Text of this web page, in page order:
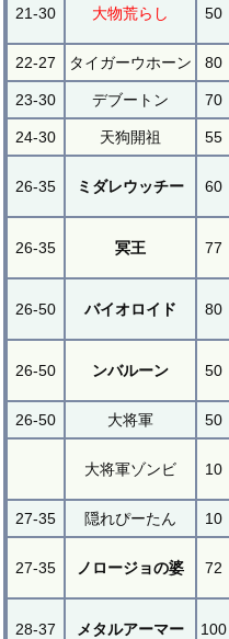
21-30 大物荒らし 50
22-27 タイガーウホーン 80
23-30 デブートン 70
24-30 天狗開祖 55
26-35 ミダレウッチー 60
26-35 冥王 77
26-50 バイオロイド 80
26-50 ンバルーン 50
26-50 大将軍 50
大将軍ゾンビ 10
27-35 隠れぴーたん 10
27-35 ノロージョの婆 72
28-37 メタルアーマー 100